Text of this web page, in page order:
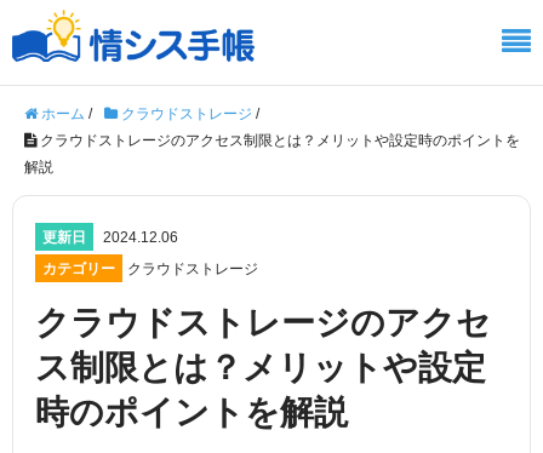
ホーム / クラウドストレージ /
クラウドストレージのアクセス制限とは？メリットや設定時のポイントを
解説
更新日
2024.12.06
カテゴリー
クラウドストレージ
クラウドストレージのアクセ
ス制限とは？メリットや設定
時のポイントを解説